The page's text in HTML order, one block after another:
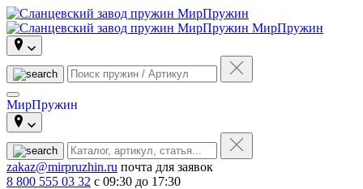
МирПружин
МирПружин
zakaz@mirpruzhin.ru почта для заявок
8 800 555 03 32 с 09:30 до 17:30